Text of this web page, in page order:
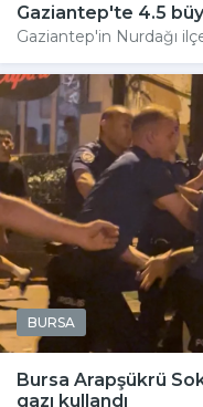
Gaziantep'te 4.5
Gaziantep'in Nurdağı
BURSA
Bursa Arapşükrü
gazı kullandı